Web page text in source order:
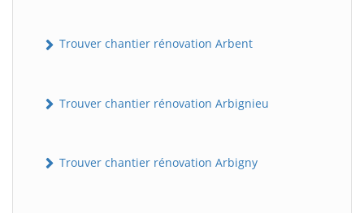
Trouver chantier rénovation Arbent
Trouver chantier rénovation Arbignieu
Trouver chantier rénovation Arbigny